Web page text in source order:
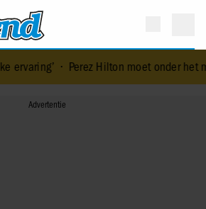
Perez Hilton moet onder het mes na fors